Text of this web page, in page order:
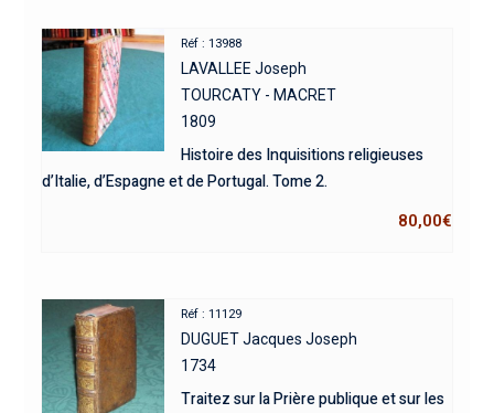
Réf : 13988
LAVALLEE Joseph
TOURCATY - MACRET
1809
Histoire des Inquisitions religieuses
d’Italie, d’Espagne et de Portugal. Tome 2.
80,00€
Réf : 11129
DUGUET Jacques Joseph
1734
Traitez sur la Prière publique et sur les